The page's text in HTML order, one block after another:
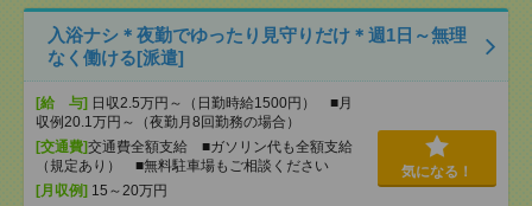
入浴ナシ＊夜勤でゆったり見守りだけ＊週1日～無理
なく働ける[派遣]
[給 与] 日収2.5万円～（日勤時給1500円） ■月
収例20.1万円～（夜勤月8回勤務の場合）
[交通費]交通費全額支給 ■ガソリン代も全額支給
（規定あり） ■無料駐車場もご相談ください
[月収例] 15～20万円
気になる！